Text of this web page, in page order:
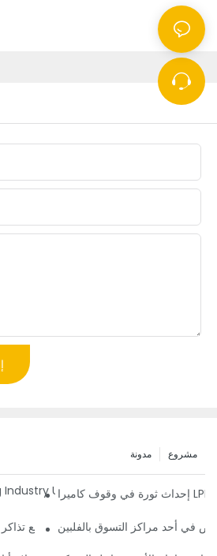
مشروع مدونة
Industry Update for Third Quarter of
مواقف السيارات الذكي وآلة دفع تذاكر
في أحد مراكز التسوق بالفلبين